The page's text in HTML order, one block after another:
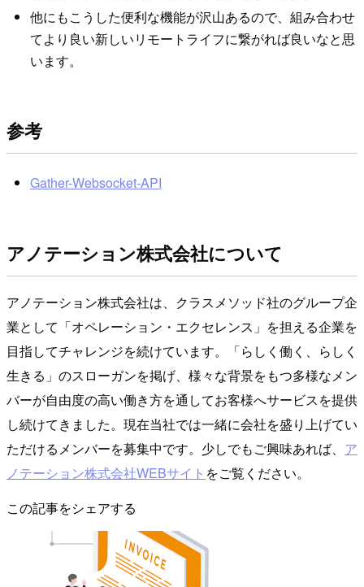
他にもこうした便利な機能が沢山あるので、組み合わせ
てより良い新しいリモートライフに繋がれば良いなと思
います。
参考
Gather-Websocket-API
アノテーション株式会社について
アノテーション株式会社は、クラスメソッド社のグループ企
業として「オペレーション・エクセレンス」を担える企業を
目指してチャレンジを続けています。「らしく働く、らしく
生きる」のスローガンを掲げ、様々な背景をもつ多様なメン
バーが自由度の高い働き方を通してお客様へサービスを提供
し続けてきました。現在当社では一緒に会社を盛り上げてい
ただけるメンバーを募集中です。少しでもご興味あれば、 ア
ノテーション株式会社WEBサイト をご覧ください。
この記事をシェアする